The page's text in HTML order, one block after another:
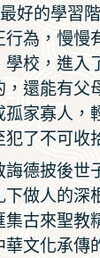
好的學習
為，慢慢
校，進入
還能有父
家寡人，
了不可收
德披後世
做人的深
古來聖教
文化承傳